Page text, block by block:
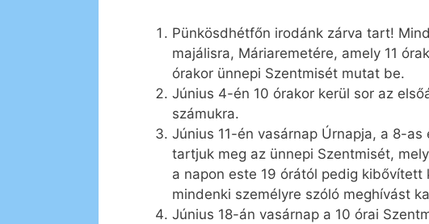
Pünkösdhétfőn irodánk zárva tart!
majálisra, Máriaremetére, amely 11
órakor ünnepi Szentmisét mutat be.
Június 4-én 10 órakor kerül sor az
számukra.
Június 11-én vasárnap Úrnapja, a 8-
tartjuk meg az ünnepi Szentmisét,
a napon este 19 órától pedig
mindenki személyre szóló meghívást
Június 18-án vasárnap a 10 órai